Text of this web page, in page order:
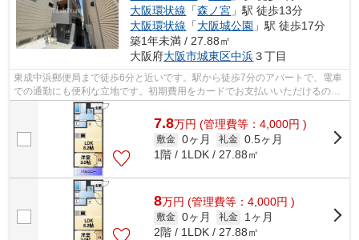
大阪環状線 「森ノ宮 」駅 徒歩13分
大阪環状線 「大阪城公園 」駅 徒歩17分
築1年未満 / 27.88㎡
大阪府大阪市城東区中浜３丁目
東成中浜郵便局まで徒歩6分と近いです。駅から徒歩7分のアパートで、電車
での通勤にも便利な立地です。初期費用をカードでお支払いいただけるの
で、カードで決済したい方にもおすすめ...
7.8万円 (管理費等：4,000円 )
敷金 0ヶ月 礼金 0.5ヶ月
1階 / 1LDK / 27.88㎡
8万円 (管理費等：4,000円 )
敷金 0ヶ月 礼金
1ヶ月
2階 / 1LDK / 27.88㎡